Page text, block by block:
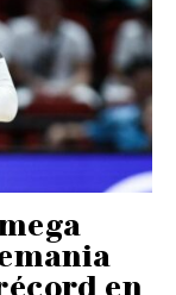
en